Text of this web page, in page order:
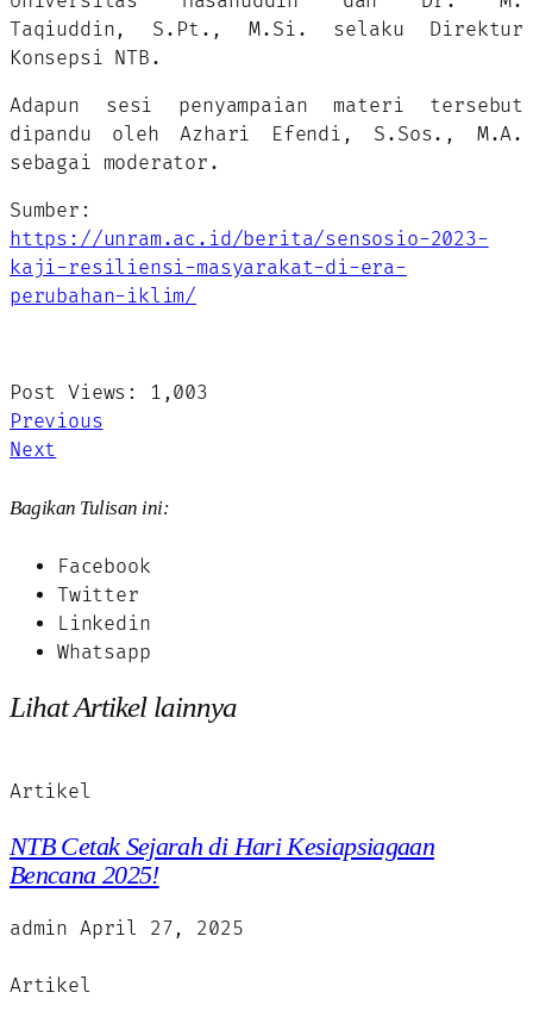
Taqiuddin, S.Pt., M.Si. selaku Direktur
Konsepsi NTB.
Adapun sesi penyampaian materi tersebut
dipandu oleh Azhari Efendi, S.Sos., M.A.
sebagai moderator.
Sumber:
https://unram.ac.id/berita/sensosio-2023-
kaji-resiliensi-masyarakat-di-era-
perubahan-iklim/
Post Views:
1,003
Previous
Next
Bagikan Tulisan ini:
Facebook
Twitter
Linkedin
Whatsapp
Lihat Artikel lainnya
Artikel
NTB Cetak Sejarah di Hari Kesiapsiagaan
Bencana 2025!
admin April 27, 2025
Artikel